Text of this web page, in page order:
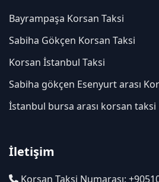
Bayrampaşa Korsan Taksi
Sabiha Gökçen Korsan Taksi
Korsan İstanbul Taksi
Sabiha gökçen Esenyurt arası
İstanbul bursa arası korsan taksi
İletişim
Korsan Taksi Numarası: